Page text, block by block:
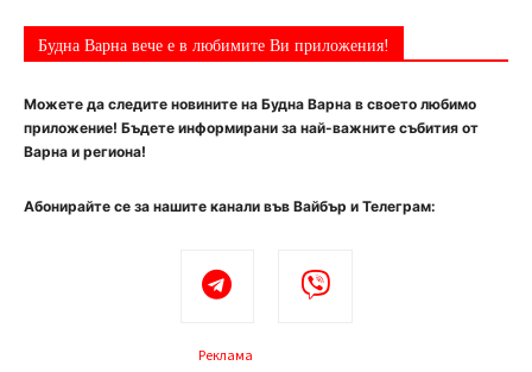
Будна Варна вече е в любимите Ви приложения!
Можете да следите новините на Будна Варна в своето любимо
приложение! Бъдете информирани за най-важните събития от
Варна и региона!
Абонирайте се за нашите канали във Вайбър и Телеграм:
Реклама